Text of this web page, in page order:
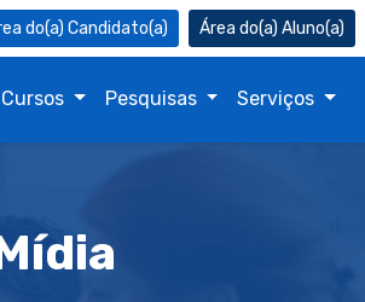
Candidato(a) Aluno(a)
Cursos Pesquisas Serviços